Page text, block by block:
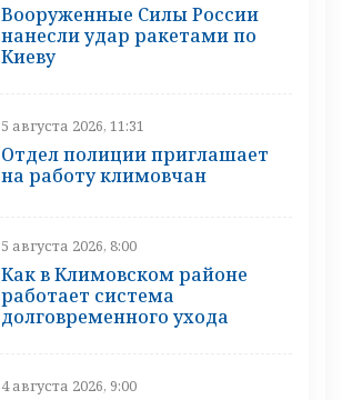
Вооруженные Силы России
нанесли удар ракетами по
Киеву
5 августа 2026, 11:31
Отдел полиции приглашает
на работу климовчан
5 августа 2026, 8:00
Как в Климовском районе
работает система
долговременного ухода
4 августа 2026, 9:00